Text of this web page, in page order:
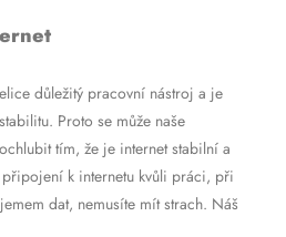
důležitý pracovní nástroj a je
Proto se může naše
tím, že je internet stabilní a
k internetu kvůli práci, při
dat, nemusíte mít strach. Náš